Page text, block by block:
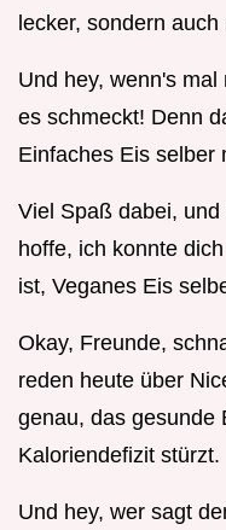
lecker, sondern
Und hey, wenn's
es schmeckt! Denn
Einfaches Eis selber
Viel Spaß dabei,
hoffe, ich konnte
ist, Veganes Eis
Okay, Freunde,
reden heute über
genau, das gesunde
Kaloriendefizit stürzt.
Und hey, wer sagt